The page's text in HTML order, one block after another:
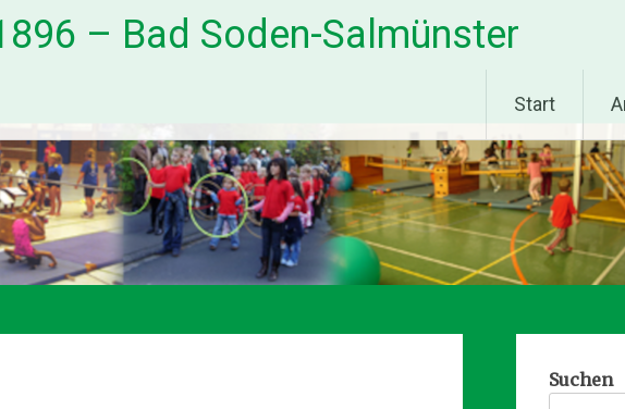
– Bad Soden-Salmünster
Start
Suchen